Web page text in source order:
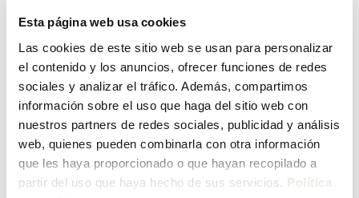
Esta página web usa cookies
Las cookies de este sitio web se usan para personalizar
el contenido y los anuncios, ofrecer funciones de redes
sociales y analizar el tráfico. Además, compartimos
información sobre el uso que haga del sitio web con
nuestros partners de redes sociales, publicidad y análisis
web, quienes pueden combinarla con otra información
que les haya proporcionado o que hayan recopilado a
partir del uso que haya hecho de sus servicios. Política
¿Has olvidado tu contraseña?